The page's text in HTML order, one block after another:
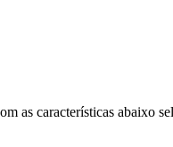
as características abaixo